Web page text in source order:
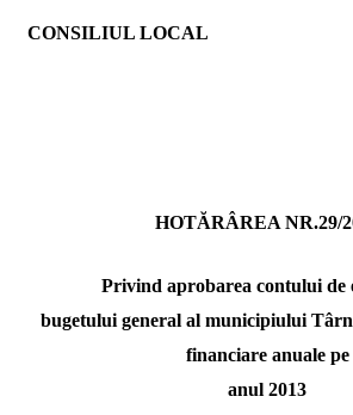
CONSILIUL LOCAL
HOTĂRÂREA NR.29/
Privind aprobarea contului de
bugetului general al municipiului
financiare anuale pe
anul 2013